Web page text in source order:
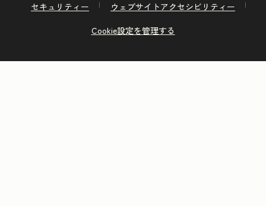
セキュリティー
ウェブサイトアクセシビリティー
Cookie設定を管理する